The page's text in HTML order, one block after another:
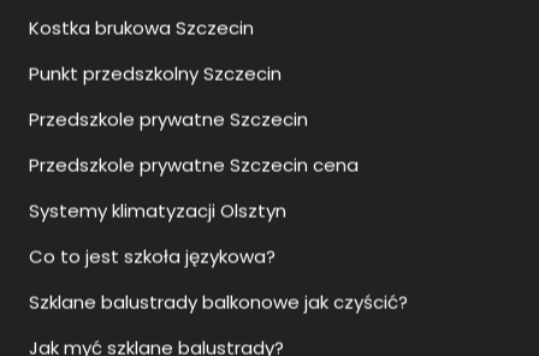
Kostka brukowa Szczecin
Punkt przedszkolny Szczecin
Przedszkole prywatne Szczecin
Przedszkole prywatne Szczecin cena
Systemy klimatyzacji Olsztyn
Co to jest szkoła językowa?
Szklane balustrady balkonowe jak czyścić?
Jak myć szklane balustrady?